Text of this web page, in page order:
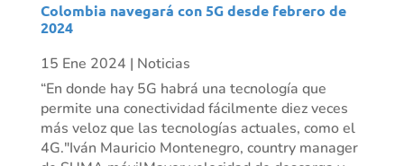
Colombia navegará con 5G desde febrero de
2024
15 Ene 2024 | Noticias
“En donde hay 5G habrá una tecnología que
permite una conectividad fácilmente diez veces
más veloz que las tecnologías actuales, como el
4G."Iván Mauricio Montenegro, country manager